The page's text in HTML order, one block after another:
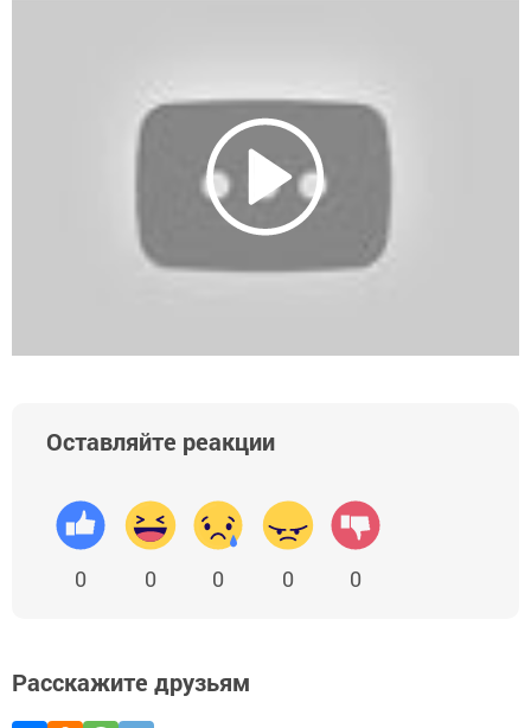
Оставляйте реакции
0 0 0 0 0
Расскажите друзьям